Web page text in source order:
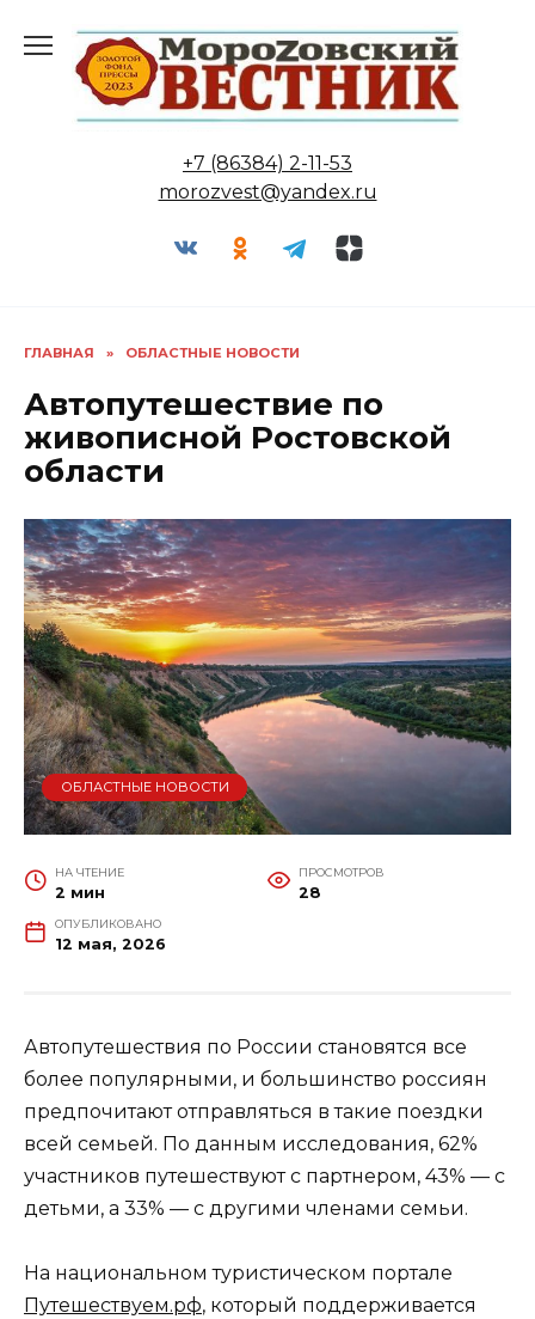
содержанию
+7 (86384) 2-11-53
morozvest@yandex.ru
ГЛАВНАЯ » ОБЛАСТНЫЕ НОВОСТИ
Автопутешествие по
живописной Ростовской
области
ОБЛАСТНЫЕ НОВОСТИ
НА ЧТЕНИЕ
2 мин
ПРОСМОТРОВ
28
ОПУБЛИКОВАНО
12 мая, 2026
Автопутешествия по России становятся все
более популярными, и большинство россиян
предпочитают отправляться в такие поездки
всей семьей. По данным исследования, 62%
участников путешествуют с партнером, 43% — с
детьми, а 33% — с другими членами семьи.
На национальном туристическом портале
Путешествуем.рф, который поддерживается